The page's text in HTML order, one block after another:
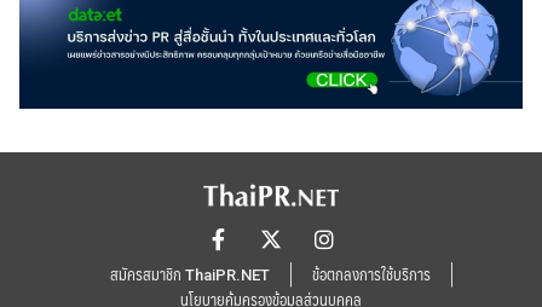
สมัครสมาชิก ThaiPR.NET
ข้อตกลงการใช้บริการ
นโยบายคุ้มครองข้อมูลส่วนบุคคล